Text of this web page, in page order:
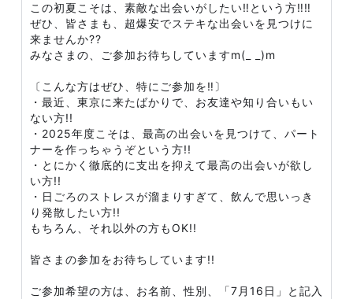
この初夏こそは、素敵な出会いがしたい‼️という方‼️‼️
ぜひ、皆さまも、超爆安でステキな出会いを見つけに
来ませんか??
みなさまの、ご参加お待ちしていますm(_ _)m
〔こんな方はぜひ、特にご参加を‼️〕
・最近、東京に来たばかりで、お友達や知り合いもい
ない方!!
・2025年度こそは、最高の出会いを見つけて、パート
ナーを作っちゃうぞという方!!
・とにかく徹底的に支出を抑えて最高の出会いが欲し
い方!!
・日ごろのストレスが溜まりすぎて、飲んで思いっき
り発散したい方!!
もちろん、それ以外の方もOK!!
皆さまの参加をお待ちしています!!
ご参加希望の方は、お名前、性別、「7月16日」と記入